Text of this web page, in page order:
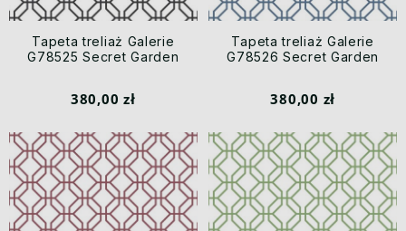
Tapeta treliaż Galerie
G78525 Secret Garden
380,00 zł
Tapeta treliaż Galerie
G78526 Secret Garden
380,00 zł